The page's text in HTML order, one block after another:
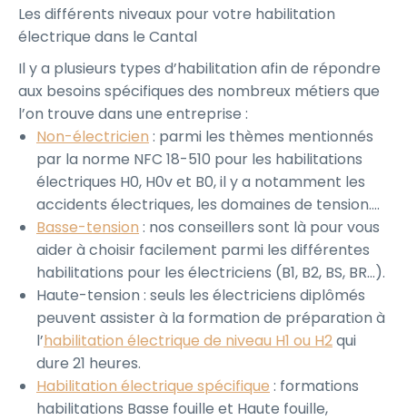
Les différents niveaux pour votre habilitation
électrique dans le Cantal
Il y a plusieurs types d’habilitation afin de répondre
aux besoins spécifiques des nombreux métiers que
l’on trouve dans une entreprise :
Non-électricien : parmi les thèmes mentionnés
par la norme NFC 18-510 pour les habilitations
électriques H0, H0v et B0, il y a notamment les
accidents électriques, les domaines de tension….
Basse-tension : nos conseillers sont là pour vous
aider à choisir facilement parmi les différentes
habilitations pour les électriciens (B1, B2, BS, BR…).
Haute-tension : seuls les électriciens diplômés
peuvent assister à la formation de préparation à
l’habilitation électrique de niveau H1 ou H2qui
dure 21 heures.
Habilitation électrique spécifique : formations
habilitations Basse fouille et Haute fouille,